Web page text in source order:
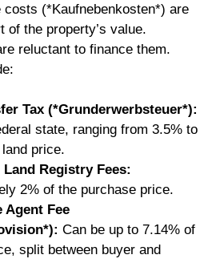
(*Kaufnebenkosten*) are
of the property’s value.
reluctant to finance them.
Tax (*Grunderwerbsteuer*):
state, ranging from 3.5% to
price.
Registry Fees:
2% of the purchase price.
Agent Fee
Can be up to 7.14% of
split between buyer and